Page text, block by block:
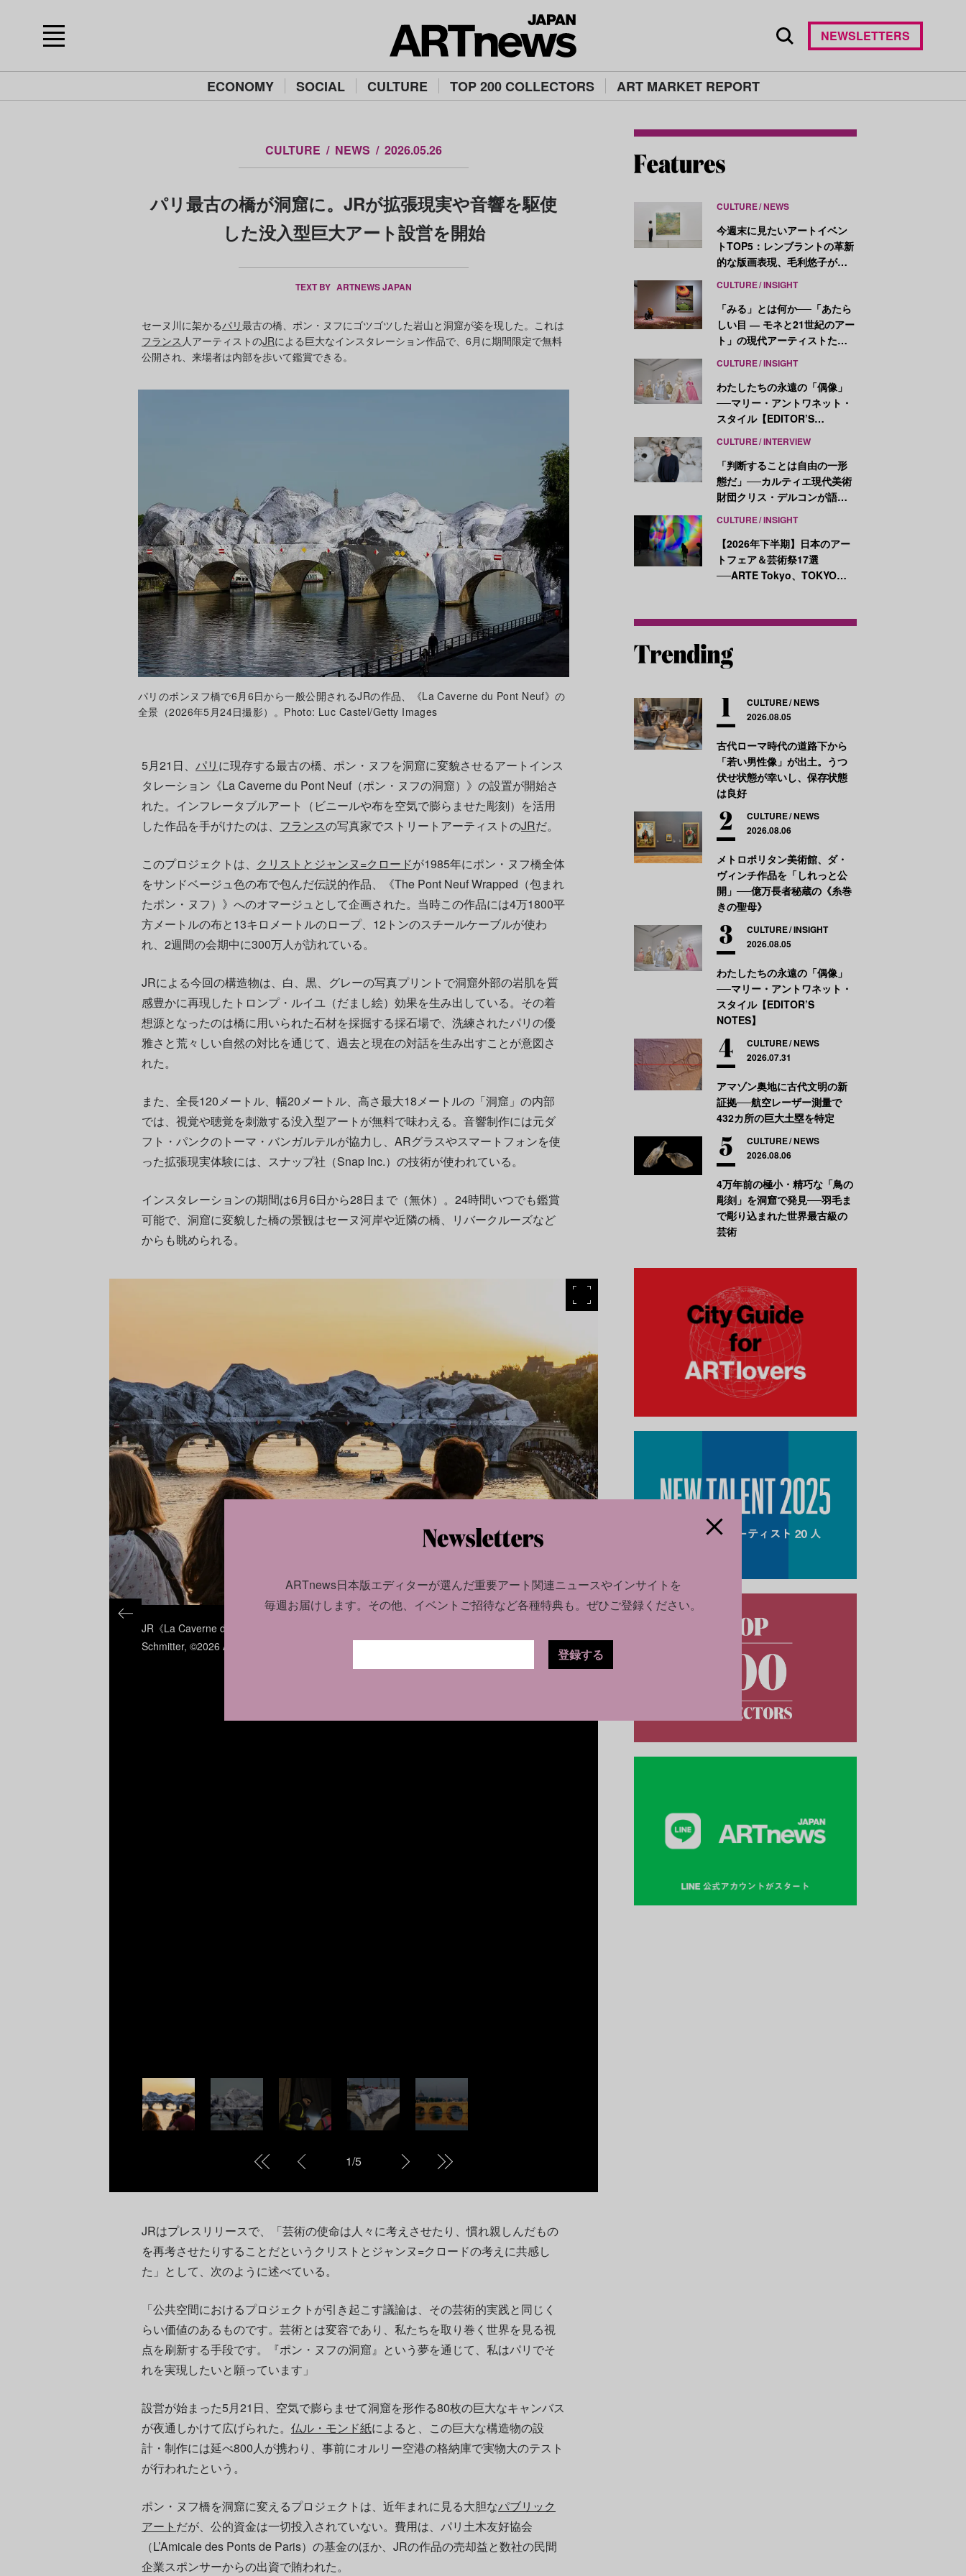
ECONOMY SOCIAL CULTURE TOP 200 COLLECTORS ART MARKET REPORT
NEWSLETTERS
CULTURE NEWS 2026.05.26
パリ最古の橋が洞窟に。JRが拡張現実や音響を駆使
した没入型巨大アート設営を開始
TEXT BY ARTNEWS JAPAN
セーヌ川に架かるパリ最古の橋、ポン・ヌフにゴツゴツした岩山と洞窟が姿を現した。これは
フランス 人アーティストのJRによる巨大なインスタレーション作品で、6月に期間限定で無料
公開され、来場者は内部を歩いて鑑賞できる。
パリのポンヌフ橋で6月6日から一般公開されるJRの作品、《La Caverne du Pont Neuf》の
全景（2026年5月24日撮影）。Photo: Luc Castel/Getty Images
5月21日、 パリ に現存する最古の橋、ポン・ヌフを洞窟に変貌させるアートインス
タレーション《La Caverne du Pont Neuf（ポン・ヌフの洞窟）》の設置が開始さ
れた。インフレータブルアート（ビニールや布を空気で膨らませた彫刻）を活用
した作品を手がけたのは、 フランスの写真家でストリートアーティストのJRだ。
このプロジェクトは、 クリストとジャンヌ=クロードが1985年にポン・ヌフ橋全体
をサンドベージュ色の布で包んだ伝説的作品、《The Pont Neuf Wrapped（包まれ
たポン・ヌフ）》へのオマージュとして企画された。当時この作品には4万1800平
方メートルの布と13キロメートルのロープ、12トンのスチールケーブルが使わ
れ、2週間の会期中に300万人が訪れている。
JRによる今回の構造物は、白、黒、グレーの写真プリントで洞窟外部の岩肌を質
感豊かに再現したトロンプ・ルイユ（だまし絵）効果を生み出している。その着
想源となったのは橋に用いられた石材を採掘する採石場で、洗練されたパリの優
雅さと荒々しい自然の対比を通じて、過去と現在の対話を生み出すことが意図さ
れた。
また、全長120メートル、幅20メートル、高さ最大18メートルの「洞窟」の内部
では、視覚や聴覚を刺激する没入型アートが無料で味わえる。音響制作には元ダ
フト・パンクのトーマ・バンガルテルが協力し、ARグラスやスマートフォンを使
った拡張現実体験には、スナップ社（Snap Inc.）の技術が使われている。
インスタレーションの期間は6月6日から28日まで（無休）。24時間いつでも鑑賞
可能で、洞窟に変貌した橋の景観はセーヌ河岸や近隣の橋、リバークルーズなど
からも眺められる。
JR《La Caverne du Pont Neuf（ポン・ヌフの洞窟）》（2026） Photo: Éléa Jeanne
Schmitter, ©2026 Atelier JR
1/5
JRはプレスリリースで、「芸術の使命は人々に考えさせたり、慣れ親しんだもの
を再考させたりすることだというクリストとジャンヌ=クロードの考えに共感し
た」として、次のように述べている。
「公共空間におけるプロジェクトが引き起こす議論は、その芸術的実践と同じく
らい価値のあるものです。芸術とは変容であり、私たちを取り巻く世界を見る視
点を刷新する手段です。『ポン・ヌフの洞窟』という夢を通じて、私はパリでそ
れを実現したいと願っています」
設営が始まった5月21日、空気で膨らませて洞窟を形作る80枚の巨大なキャンバス
が夜通しかけて広げられた。 仏ル・モンド紙によると、この巨大な構造物の設
計・制作には延べ800人が携わり、事前にオルリー空港の格納庫で実物大のテスト
が行われたという。
ポン・ヌフ橋を洞窟に変えるプロジェクトは、近年まれに見る大胆なパブリック
アート だが、公的資金は一切投入されていない。費用は、パリ土木友好協会
（L’Amicale des Ponts de Paris）の基金のほか、JRの作品の売却益と数社の民間
企業スポンサーからの出資で賄われた。
CULTURE NEWS
今週末に見たいアートイベン
トTOP5：レンブラントの革新
的な版画表現、毛利悠子がヴ
CULTURE INSIGHT
「みる」とは何か──「あたら
しい目 ― モネと21世紀のアー
ト」の現代アーティストたち
CULTURE INSIGHT
わたしたちの永遠の「偶像」
──マリー・アントワネット・
スタイル【EDITOR’S
CULTURE INTERVIEW
「判断することは自由の一形
態だ」──カルティエ現代美術
財団クリス・デルコンが語
CULTURE INSIGHT
【2026年下半期】日本のアー
トフェア＆芸術祭17選
──ARTE Tokyo、TOKYO
CULTURE NEWS
2026.08.05
古代ローマ時代の道路下から
「若い男性像」が出土。うつ
伏せ状態が幸いし、保存状態
は良好
CULTURE NEWS
2026.08.06
メトロポリタン美術館、ダ・
ヴィンチ作品を「しれっと公
開」──億万長者秘蔵の《糸巻
きの聖母》
CULTURE INSIGHT
2026.08.05
わたしたちの永遠の「偶像」
──マリー・アントワネット・
スタイル【EDITOR’S
NOTES】
CULTURE NEWS
2026.07.31
アマゾン奥地に古代文明の新
証拠──航空レーザー測量で
432カ所の巨大土塁を特定
CULTURE NEWS
2026.08.06
4万年前の極小・精巧な「鳥の
彫刻」を洞窟で発見──羽毛ま
で彫り込まれた世界最古級の
芸術
ARTnews日本版エディターが選んだ重要アート関連ニュースやインサイトを
毎週お届けします。 その他、イベントご招待など各種特典も。ぜひご登録ください。
登録する